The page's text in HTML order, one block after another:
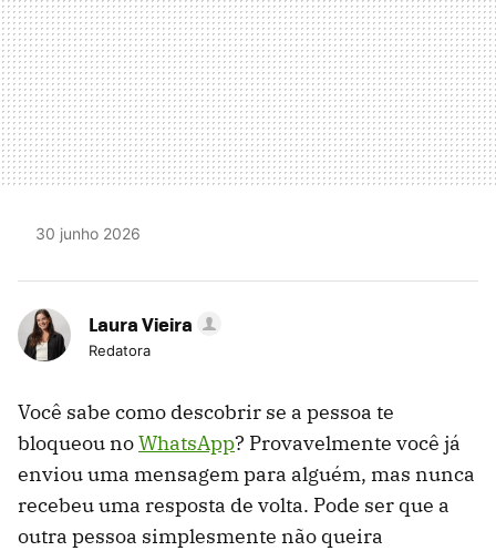
30 junho 2026
Laura Vieira
Redatora
Você sabe como descobrir se a pessoa te
bloqueou noWhatsApp? Provavelmente você já
enviou uma mensagem para alguém, mas nunca
recebeu uma resposta de volta. Pode ser que a
outra pessoa simplesmente não queira